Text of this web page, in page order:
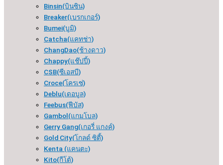
Binsin(บินซิน)
Breaker(เบรกเกอร์​)
Bumei(บูมิ)
Catcha(แคทช่า)
ChangDao(ช้างดาว)
Chappy(แช๊ปปี้)
CSB(ซีเอสบี)
Croce(โครเซ่)
Deblu(เดอบูล)
Feebus(ฟีบัส)
Gambol(แกมโบล)
Gerry Gang(เกอรี่ แกงค์)
Gold City(โกลด์ ซิตี้)
Kenta (แคนตะ)
Kito(กีโต้)